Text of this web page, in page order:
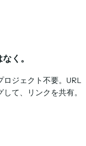
く。
ロジェクト不要。URL
て、リンクを共有。